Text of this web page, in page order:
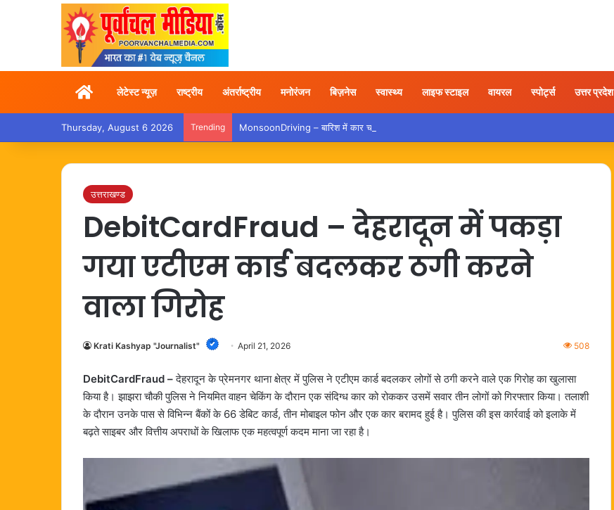
Homeलेटेस्ट न्यूज़ राष्ट्रीय अंतर्राष्ट्रीय मनोरंजन बिज़नेस स्वास्थ्य लाइफ स्टाइल वायरल स्पोर्ट्स उत्तर प्रदेश
Thursday, August 6 2026 Trending MonsoonDriving – बारिश में कार चलाते समय इन गलतियों से बचना है बेहद जरूरी
उत्तराखण्ड
DebitCardFraud – देहरादून में पकड़ा
गया एटीएम कार्ड बदलकर ठगी करने
वाला गिरोह
Krati Kashyap "Journalist" April 21, 2026 508
DebitCardFraud –देहरादून के प्रेमनगर थाना क्षेत्र में पुलिस ने एटीएम कार्ड बदलकर लोगों से ठगी करने वाले एक गिरोह का खुलासा
किया है। झाझरा चौकी पुलिस ने नियमित वाहन चेकिंग के दौरान एक संदिग्ध कार को रोककर उसमें सवार तीन लोगों को गिरफ्तार किया। तलाशी
के दौरान उनके पास से विभिन्न बैंकों के 66 डेबिट कार्ड, तीन मोबाइल फोन और एक कार बरामद हुई है। पुलिस की इस कार्रवाई को इलाके में
बढ़ते साइबर और वित्तीय अपराधों के खिलाफ एक महत्वपूर्ण कदम माना जा रहा है।